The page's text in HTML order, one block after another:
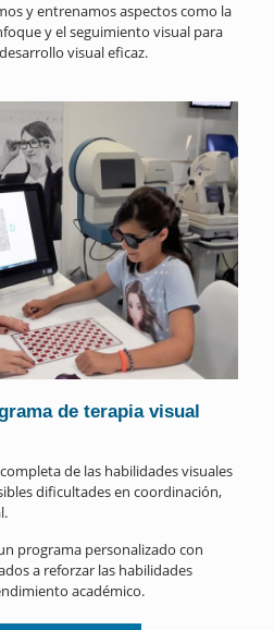
y entrenamos aspectos como la
y el seguimiento visual para
visual eficaz.
de terapia visual
de las habilidades visuales
dificultades en coordinación,
programa personalizado con
a reforzar las habilidades
académico.